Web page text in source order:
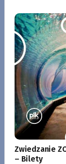
Zwiedzanie
– Bilety